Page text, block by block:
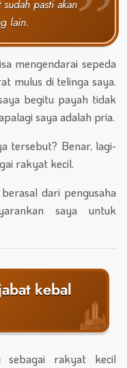
pasti akan
lain.
mengendarai sepeda
mulus di telinga saya.
begitu payah tidak
saya adalah pria.
tersebut? Benar, lagi-
rakyat kecil.
dari pengusaha
saya untuk
kebal
sebagai rakyat kecil